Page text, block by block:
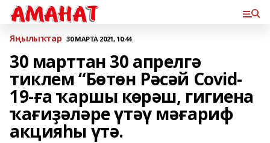
Яңылыҡтар 30 МАРТА 2021, 10:44
30 марттан 30 апрелгә
тиклем “Бөтөн Рәсәй Covid-
19-ға ҡаршы көрәш, гигиена
ҡағиҙәләре үтәү мәғариф
акцияһы үтә.